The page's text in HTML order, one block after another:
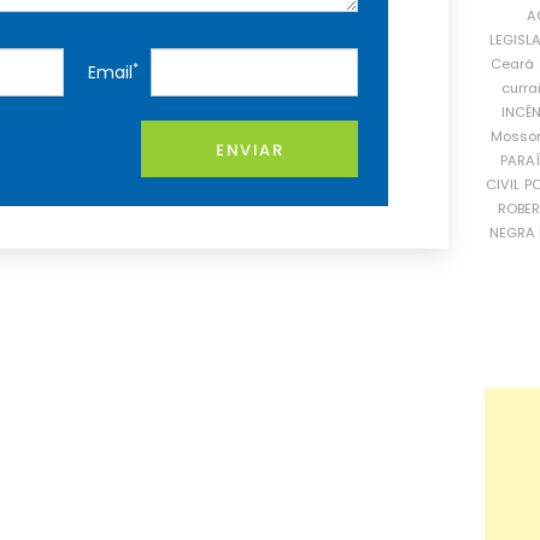
Email*
ENVIAR
Ceará
CIVIL
NEGRA